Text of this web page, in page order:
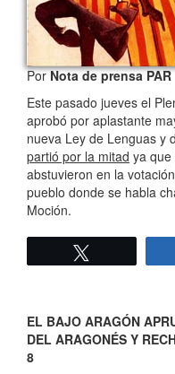
PorNota de prensa PAR
Este pasado jueves el
aprobó por aplastante
nueva Ley de Lenguas y
partió por la mitad ya que
abstuvieron en la
pueblo donde se habla
Moción.
EL BAJO ARAGÓN
DEL ARAGONÉS Y
8